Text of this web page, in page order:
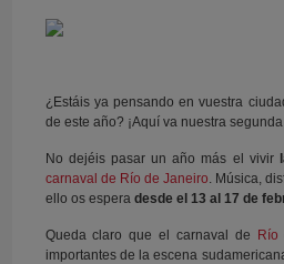
¿Estáis ya pensando en vuestra
de este año? ¡Aquí va nuestra
No dejéis pasar un año más el vivir
carnaval de Río de Janeiro. Música,
ello os espera desde el 13 al 17 de
Queda claro que el carnaval de Río
importantes de la escena